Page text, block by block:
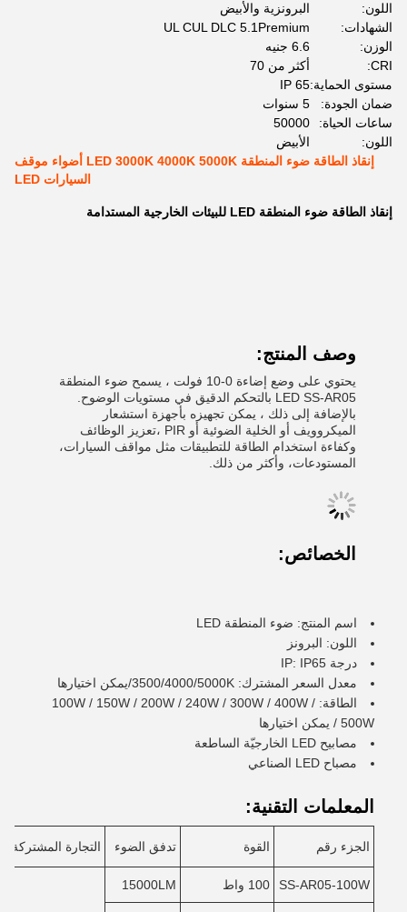
اللون:
البرونزية والأبيض
الشهادات:
UL CUL DLC 5.1Premium
الوزن:
6.6 جنيه
CRI:
أكثر من 70
مستوى الحماية:IP 65
ضمان الجودة:
5 سنوات
ساعات الحياة:
50000
اللون:
الأبيض
إنقاذ الطاقة ضوء المنطقة LED 3000K 4000K 5000K أضواء موقف
السيارات LED
إنقاذ الطاقة ضوء المنطقة LED للبيئات الخارجية المستدامة
وصف المنتج:
يحتوي على وضع إضاءة 0-10 فولت ، يسمح ضوء المنطقة
LED SS-AR05 بالتحكم الدقيق في مستويات الوضوح.
بالإضافة إلى ذلك ، يمكن تجهيزه بأجهزة استشعار
الميكروويف أو الخلية الضوئية أو PIR ،تعزيز الوظائف
وكفاءة استخدام الطاقة للتطبيقات مثل مواقف السيارات،
المستودعات، وأكثر من ذلك.
الخصائص:
اسم المنتج: ضوء المنطقة LED
اللون: البرونز
درجة IP: IP65
معدل السعر المشترك: 3500/4000/5000K/يمكن اختيارها
الطاقة: 100W / 150W / 200W / 240W / 300W / 400W /
500W / يمكن اختيارها
مصابيح LED الخارجيّة الساطعة
مصباح LED الصناعي
المعلمات التقنية:
الجزء رقم القوة تدفق الضوء التجارة المشتركة
SS-AR05-100W 100 واط 15000LM